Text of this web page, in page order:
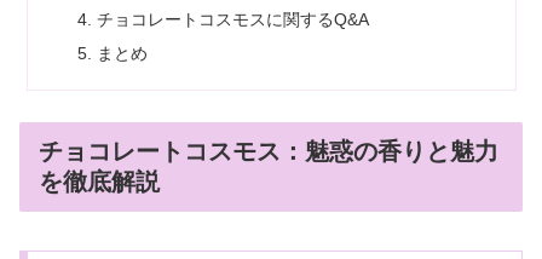
チョコレートコスモスに関するQ&A
まとめ
チョコレートコスモス：魅惑の香りと魅力
を徹底解説